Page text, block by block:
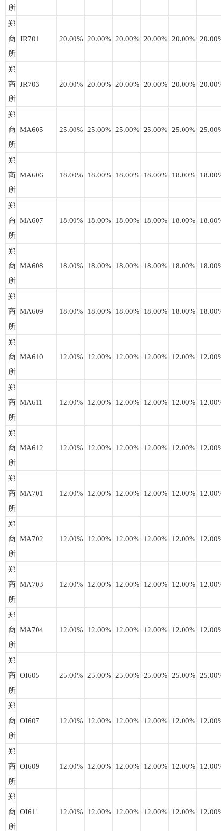
所
郑
商
所
JR701 20.00% 20.00% 20.00% 20.00% 20.00%
郑
商
所
JR703 20.00% 20.00% 20.00% 20.00% 20.00%
郑
商
所
MA605 25.00% 25.00% 25.00% 25.00% 25.00%
郑
商
所
MA606 18.00% 18.00% 18.00% 18.00% 18.00%
郑
商
所
MA607 18.00% 18.00% 18.00% 18.00% 18.00%
郑
商
所
MA608 18.00% 18.00% 18.00% 18.00% 18.00%
郑
商
所
MA609 18.00% 18.00% 18.00% 18.00% 18.00%
郑
商
所
MA610 12.00% 12.00% 12.00% 12.00% 12.00%
郑
商
所
MA611 12.00% 12.00% 12.00% 12.00% 12.00%
郑
商
所
MA612 12.00% 12.00% 12.00% 12.00% 12.00%
郑
商
所
MA701 12.00% 12.00% 12.00% 12.00% 12.00%
郑
商
所
MA702 12.00% 12.00% 12.00% 12.00% 12.00%
郑
商
所
MA703 12.00% 12.00% 12.00% 12.00% 12.00%
郑
商
所
MA704 12.00% 12.00% 12.00% 12.00% 12.00%
郑
商
所
OI605 25.00% 25.00% 25.00% 25.00% 25.00%
郑
商
所
OI607 12.00% 12.00% 12.00% 12.00% 12.00%
郑
商
所
OI609 12.00% 12.00% 12.00% 12.00% 12.00%
郑
商
所
OI611 12.00% 12.00% 12.00% 12.00% 12.00%